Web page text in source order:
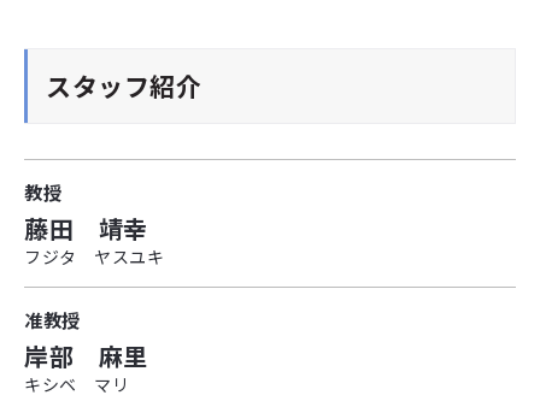
スタッフ紹介
教授
藤田 靖幸
フジタ ヤスユキ
准教授
岸部 麻里
キシベ マリ